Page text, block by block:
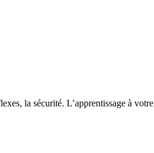
la sécurité. L’apprentissage à